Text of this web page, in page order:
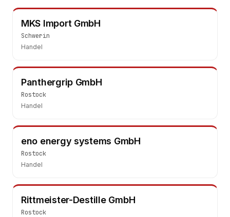
MKS Import GmbH
Schwerin
Handel
Panthergrip GmbH
Rostock
Handel
eno energy systems GmbH
Rostock
Handel
Rittmeister-Destille GmbH
Rostock